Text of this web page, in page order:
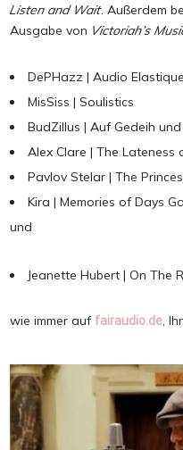
Listen and Wait. Außerdem
Ausgabe von Victoriah’s
DePHazz | Audio Elastique
MisSiss | Soulistics
BudZillus | Auf Gedeih
Alex Clare | The Lateness
Pavlov Stelar | The
Kira | Memories of Days
und
Jeanette Hubert | On The
wie immer auf fairaudio.de,